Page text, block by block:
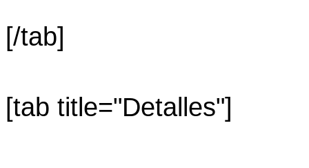
[/tab]
[tab title="Detalles"]